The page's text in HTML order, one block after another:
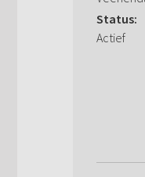
Status:
Actief